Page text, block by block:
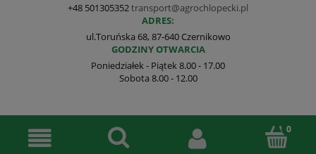
+48 501305352transport@agrochlopecki.pl
ADRES:
ul.Toruńska 68, 87-640 Czernikowo
GODZINY OTWARCIA
Poniedziałek - Piątek 8.00 - 17.00
Sobota 8.00 - 12.00